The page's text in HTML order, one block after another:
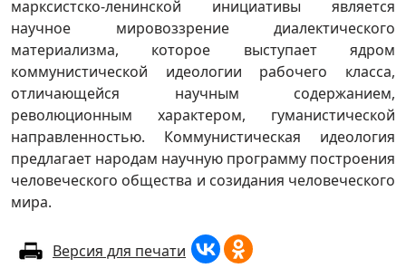
марксистско-ленинской инициативы является
научное мировоззрение диалектического
материализма, которое выступает ядром
коммунистической идеологии рабочего класса,
отличающейся научным содержанием,
революционным характером, гуманистической
направленностью. Коммунистическая идеология
предлагает народам научную программу построения
человеческого общества и созидания человеческого
мира.
Версия для печати